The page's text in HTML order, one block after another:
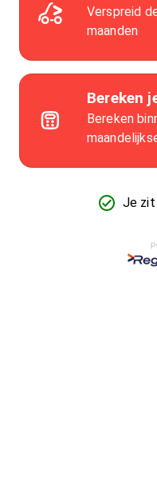
Verspreid
maanden
Bereken
Bereken
Je zit